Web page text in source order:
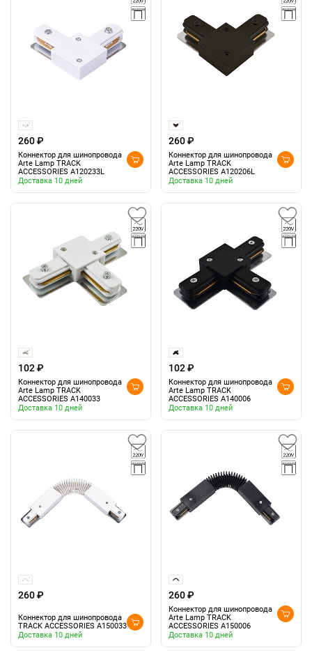
260 ₽
Коннектор для шинопровода
Arte Lamp TRACK
ACCESSORIES A120233L
Доставка 10 дней
260 ₽
Коннектор для шинопровода
Arte Lamp TRACK
ACCESSORIES A120206L
Доставка 10 дней
102 ₽
Коннектор для шинопровода
Arte Lamp TRACK
ACCESSORIES A140033
Доставка 10 дней
102 ₽
Коннектор для шинопровода
Arte Lamp TRACK
ACCESSORIES A140006
Доставка 10 дней
260 ₽
Коннектор для шинопровода
TRACK ACCESSORIES A150033
Доставка 10 дней
260 ₽
Коннектор для шинопровода
Arte Lamp TRACK
ACCESSORIES A150006
Доставка 10 дней